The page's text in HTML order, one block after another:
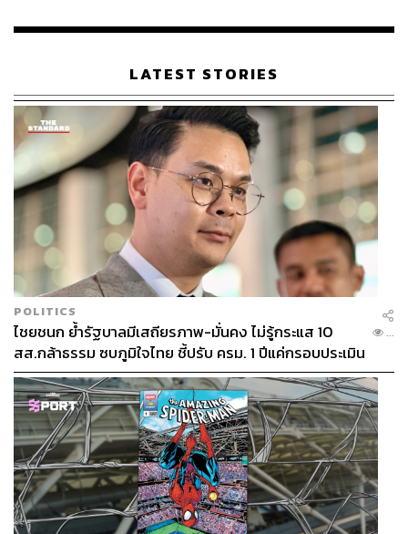
กับกิจการการบิน )
ขณะที่ รายได้จากกิจการการบินโดยตรงยัง ‘ขาดทุน’ โดยที่
ผ่านมา AOT ใช้วิธีนำกำไรจากธุรกิจเชิงพาณิชย์เข้ามา
ชดเชยเพื่อรักษาอัตราค่า PSC เดิม
อย่างไรก็ตาม เมื่อแผนการลงทุนในอนาคตมีขนาดใหญ่ขึ้น
ทั้งการขยายสนามบินสุวรรณภูมิ เชียงใหม่ ภูเก็ต และสนาม
บินภูมิภาคอื่น ๆ จึงเห็นว่าจำเป็นต้องปรับโครงสร้างรายได้ให้
สะท้อนต้นทุนที่แท้จริงมากขึ้น
ท้ายที่สุด AOT ยืนยันว่า “การปรับขึ้นค่า PSC ในครั้งนี้ไม่ได้
มีเป้าหมายเพื่อเพิ่มผลกำไรระยะสั้น แต่เป็นการวางรากฐาน
เพื่อรักษามาตรฐานความปลอดภัย ยกระดับคุณภาพบริการ
และเสริมขีดความสามารถในการแข่งขันของสนามบินไทย
ท่ามกลางการแข่งขันของอุตสาหกรรมการบินโลกที่ทวี
ความเข้มข้นมากขึ้นทุกปี”
‘แอตต้า’ ชี้ ไม่ใช่จังหวะที่เหมาะสม
สมาคมไทยธุรกิจการท่องเที่ยว (ATTA) สะท้อนภาพรวมภาค
เรือนไทยที่ถูกซุกไว้
LATEST STORIES
POLITICS
ไชยชนก ย้ำรัฐบาลมีเสถียรภาพ-มั่นคง ไม่รู้กระแส 10
สส.กล้าธรรม ซบภูมิใจไทย ชี้ปรับ ครม. 1 ปีแค่กรอบประเมิน
โยนนายกฯ ตัดสินใจ
...